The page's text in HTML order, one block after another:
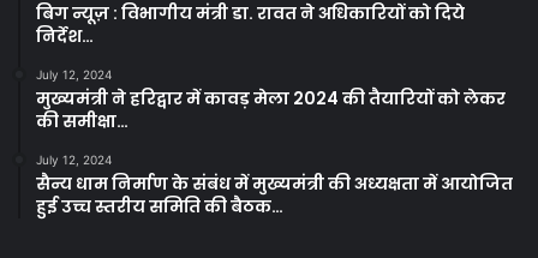
बिग न्यूज़ : विभागीय मंत्री डा. रावत ने अधिकारियों को दिये
निर्देश…
July 12, 2024
मुख्यमंत्री ने हरिद्वार में कावड़ मेला 2024 की तैयारियों को लेकर
की समीक्षा…
July 12, 2024
सैन्य धाम निर्माण के संबंध में मुख्यमंत्री की अध्यक्षता में आयोजित
हुई उच्च स्तरीय समिति की बैठक…